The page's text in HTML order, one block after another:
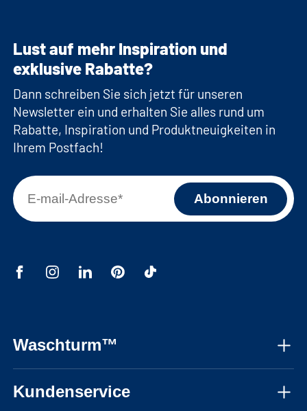
Waschturm™
Kundenservice
Lust auf mehr Inspiration und
exklusive Rabatte?
Dann schreiben Sie sich jetzt für unseren
Newsletter ein und erhalten Sie alles rund um
Rabatte, Inspiration und Produktneuigkeiten in
Ihrem Postfach!